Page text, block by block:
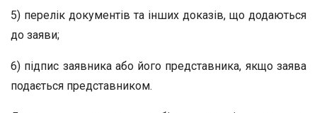
5) перелік документів та інших доказів, що додаються
до заяви;
6) підпис заявника або його представника, якщо заява
подається представником.